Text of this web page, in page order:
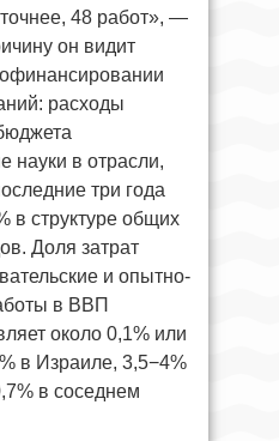
48 работ», —
он видит
расходы
науки в отрасли,
три года
в структуре общих
Доля затрат
и опытно-
в ВВП
около 0,1% или
в Израиле, 3,5−4%
в соседнем